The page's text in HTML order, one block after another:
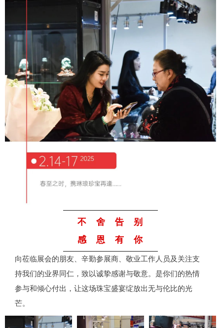
不舍告别
感恩有你
向莅临展会的朋友、辛勤参展商、敬业工作人员及关注支
持我们的业界同仁，致以诚挚感谢与敬意。是你们的热情
参与和倾心付出，让这场珠宝盛宴绽放出无与伦比的光
芒。